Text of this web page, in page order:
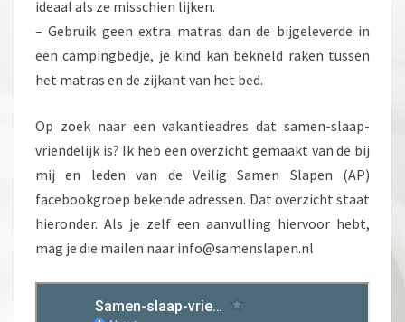
ideaal als ze misschien lijken.
– Gebruik geen extra matras dan de bijgeleverde in
een campingbedje, je kind kan bekneld raken tussen
het matras en de zijkant van het bed.
Op zoek naar een vakantieadres dat samen-slaap-
vriendelijk is? Ik heb een overzicht gemaakt van de bij
mij en leden van de Veilig Samen Slapen (AP)
facebookgroep bekende adressen. Dat overzicht staat
hieronder. Als je zelf een aanvulling hiervoor hebt,
mag je die mailen naar info@samenslapen.nl